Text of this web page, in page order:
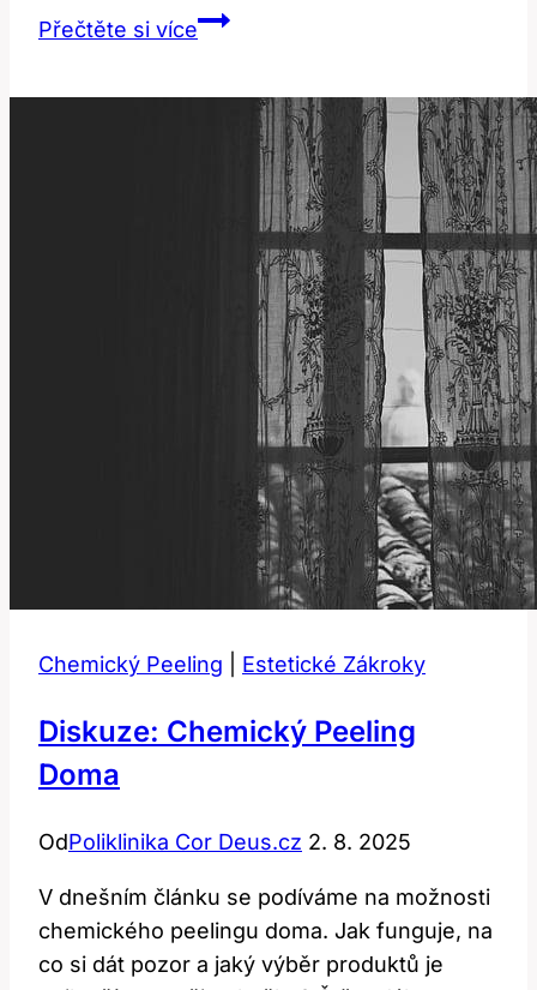
Přečtěte si víceVlasový
aplikuje
maximální
efekt?
Chemický Peeling Estetické Zákroky
Diskuze: Chemický Peeling
Doma
OdPoliklinika Cor Deus.cz 2. 8. 2025
V dnešním článku se podíváme na možnosti
chemického peelingu doma. Jak funguje, na
co si dát pozor a jaký výběr produktů je